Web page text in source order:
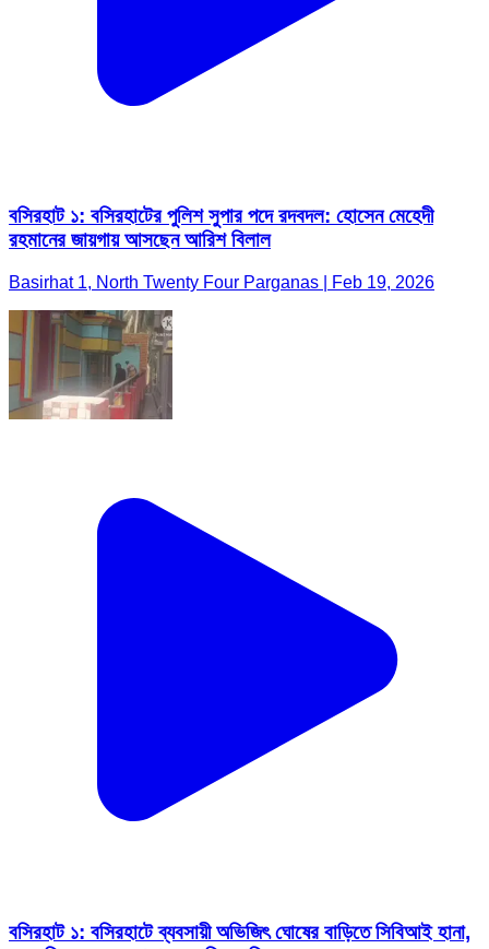
বসিরহাট ১: বসিরহাটের পুলিশ সুপার পদে রদবদল: হোসেন মেহেদী
রহমানের জায়গায় আসছেন আরিশ বিলাল
Basirhat 1, North Twenty Four Parganas | Feb 19, 2026
বসিরহাট ১: বসিরহাটে ব্যবসায়ী অভিজিৎ ঘোষের বাড়িতে সিবিআই হানা,